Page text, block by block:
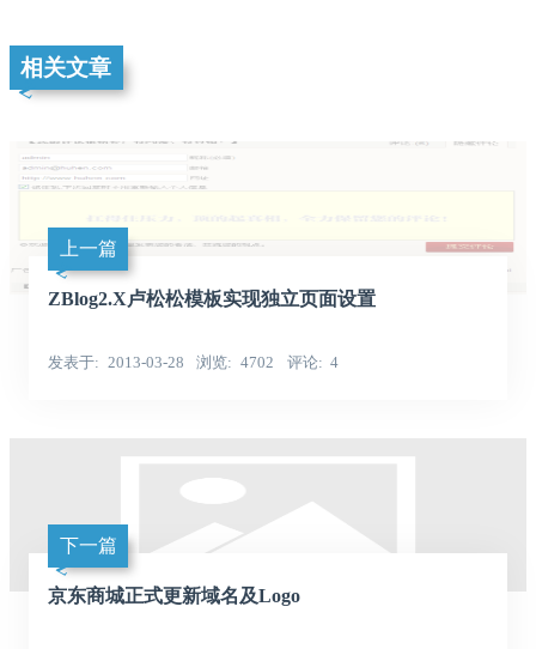
相关文章
上一篇
ZBlog2.X卢松松模板实现独立页面设置
发表于 2013-03-28 浏览 4702 评论 4
下一篇
京东商城正式更新域名及Logo